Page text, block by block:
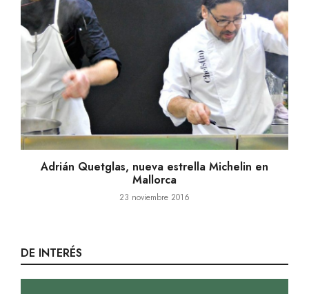
Adrián Quetglas, nueva estrella Michelin en
Mallorca
23 noviembre 2016
DE INTERÉS